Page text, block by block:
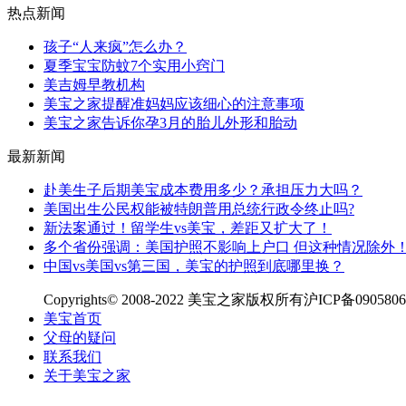
热点新闻
孩子“人来疯”怎么办？
夏季宝宝防蚊7个实用小窍门
美吉姆早教机构
美宝之家提醒准妈妈应该细心的注意事项
美宝之家告诉你孕3月的胎儿外形和胎动
最新新闻
赴美生子后期美宝成本费用多少？承担压力大吗？
美国出生公民权能被特朗普用总统行政令终止吗?
新法案通过！留学生vs美宝，差距又扩大了！
多个省份强调：美国护照不影响上户口 但这种情况除外！
中国vs美国vs第三国，美宝的护照到底哪里换？
Copyrights© 2008-2022 美宝之家版权所有沪ICP备
美宝首页
父母的疑问
联系我们
关于美宝之家